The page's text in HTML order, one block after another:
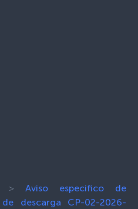
> Aviso especifico de
descarga CP-02-2026-